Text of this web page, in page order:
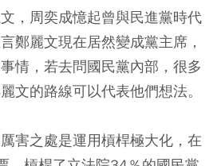
，周奕成憶起曾與民進黨時代
鄭麗文現在居然變成黨主席，
情，若去問國民黨內部，很多
文的路線可以代表他們想法。
害之處是運用槓桿極大化，在